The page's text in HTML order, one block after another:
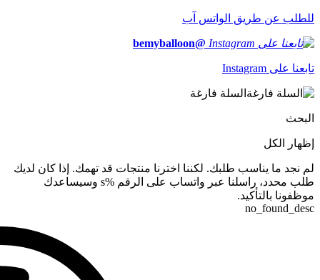
للطلب عن طريق الواتس آب
@bemyballoon
تابعنا على Instagram
السلة فارغة
البحث
إظهار الكل
لم نجد ما يناسب طلبك. لكننا اخترنا منتجات قد تهمك. إذا كان لديك
طلب محدد، راسلنا عبر واتساب على الرقم %s وسيساعدك
موظفونا بالتأكيد.
no_found_desc